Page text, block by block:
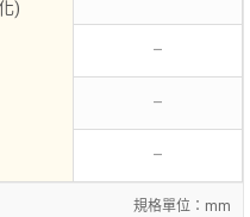
)
–
–
–
規格單位：mm